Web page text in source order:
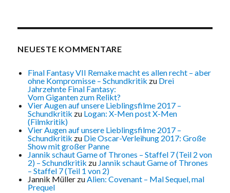
NEUESTE KOMMENTARE
Final Fantasy VII Remake macht es allen recht – aber
ohne Kompromisse – Schundkritik zu Drei
Jahrzehnte Final Fantasy:
Vom Giganten zum Relikt?
Vier Augen auf unsere Lieblingsfilme 2017 –
Schundkritik zu Logan: X-Men post X-Men
(Filmkritik)
Vier Augen auf unsere Lieblingsfilme 2017 –
Schundkritik zu Die Oscar-Verleihung 2017: Große
Show mit großer Panne
Jannik schaut Game of Thrones – Staffel 7 (Teil 2 von
2) – Schundkritik zu Jannik schaut Game of Thrones
– Staffel 7 (Teil 1 von 2)
Jannik Müller zuAlien: Covenant – Mal Sequel, mal
Prequel